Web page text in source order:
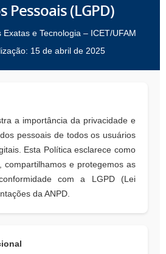
Pessoais (LGPD)
e Tecnologia – ICET/UFAM
15 de abril de 2025
a importância da privacidade e
pessoais de todos os usuários
Esta Política esclarece como
compartilhamos e protegemos as
com a LGPD (Lei
da ANPD.